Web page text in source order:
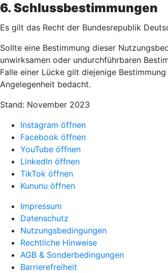
6. Schlussbestimmungen
Es gilt das Recht der Bundesrepublik
Sollte eine Bestimmung dieser
unwirksamen oder undurchführbaren
Falle einer Lücke gilt diejenige
Angelegenheit bedacht.
Stand: November 2023
Instagram öffnen
Facebook öffnen
YouTube öffnen
LinkedIn öffnen
TikTok öffnen
Kununu öffnen
Impressum
Datenschutz
Nutzungsbedingungen
Rechtliche Hinweise
AGB & Sonderbedingungen
Barrierefreiheit